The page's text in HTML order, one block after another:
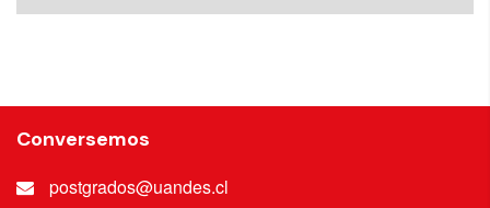
Conversemos
postgrados@uandes.cl